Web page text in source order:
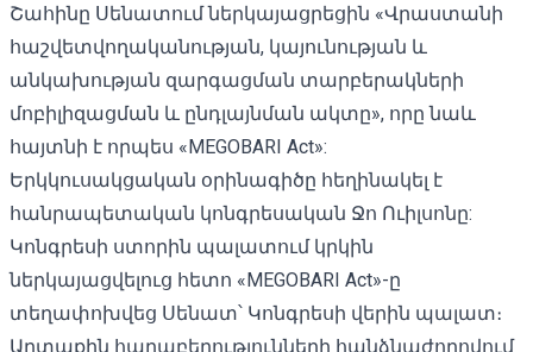
Շահինը Սենատում ներկայացրեցին «Վրաստանի
հաշվետվողականության, կայունության և
անկախության զարգացման տարբերակների
մոբիլիզացման և ընդլայնման ակտը», որը նաև
հայտնի է որպես «MEGOBARI Act»:
Երկկուսակցական օրինագիծը հեղինակել է
հանրապետական ​​կոնգրեսական Ջո Ուիլսոնը:
Կոնգրեսի ստորին պալատում կրկին
ներկայացվելուց հետո «MEGOBARI Act»-ը
տեղափոխվեց Սենատ՝ Կոնգրեսի վերին պալատ։
Արտաքին հարաբերությունների հանձնաժողովում